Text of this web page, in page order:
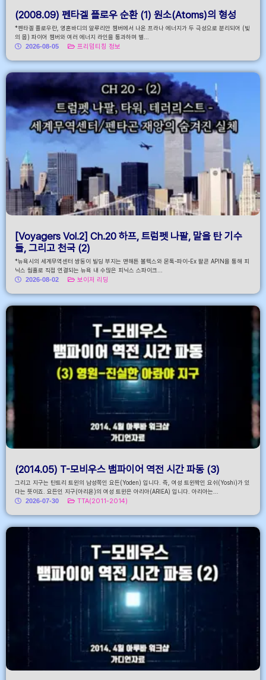
(2008.09) 펜타겔 플로우 순환 (1) 원소(Atoms)의 형성
*펜타겔 플로우란, 영혼바디의 알루리안 챔버에서 나온 프라나 에너지가 두 극성으로 분리되어 (빛
의 몸) 파이어 챔버와 여러 에너지 라인을 통과하며 별...
2026-08-05
프리덤티칭 정보
[Voyagers Vol.2] Ch.20 하프, 트럼펫 나팔, 말을 탄 기수
들, 그리고 천국 (2)
*뉴욕시의 세계무역센터 쌍둥이 빌딩 부지는 맨해튼 볼텍스와 몬톡-파이-Ex 팔콘 APIN을 통해 피
닉스 웜홀로 직접 연결되는 뉴욕 내 수많은 피닉스 스파이크...
2026-08-02
보이저 리딩
(2014.05) T-모비우스 뱀파이어 역전 시간 파동 (3)
그리고 지구는 탄트리 트윈의 남성쪽인 요든(Yoden) 입니다. 즉, 여성 트윈짝인 요쉬(Yoshi)가 있
다는 뜻이죠. 요든인 지구(아리욘)의 여성 트윈은 아리아(ARIEA) 입니다. 아리아는...
2026-07-30
TTA(2011-2014)